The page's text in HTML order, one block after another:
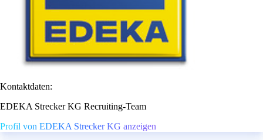
Kontaktdaten:
EDEKA Strecker KG Recruiting-Team
Profil von EDEKA Strecker KG anzeigen